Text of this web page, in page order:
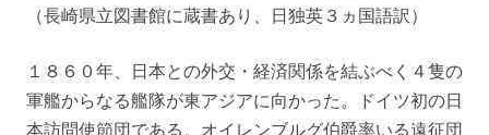
（長崎県立図書館に蔵書あり、日独英３ヵ国語訳）
１８６０年、日本との外交・経済関係を結ぶべく４隻の
軍艦からなる艦隊が東アジアに向かった。ドイツ初の日
本訪問使節団である。オイレンブルグ伯爵率いる遠征団